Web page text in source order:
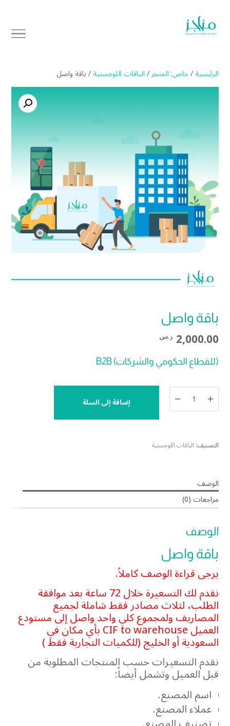
الرئيسية/خاص: المتجر/الباقات اللوجستية/ باقة واصل
باقة واصل
2,000.00 ر.س
(للقطاع الحكومي والشركات) B2B
كمية
باقة
واصل
إضافة إلى السلة
التصنيف: الباقات اللوجستية
الوصف
مراجعات (0)
الوصف
باقة واصل
يرجى قراءة الوصف كاملاً.
نقدم لك التسعيرة خلال 72 ساعة بعد موافقة
الطلب، لثلاث مصادر فقط شاملة لجميع
المصاريف ولمجموع كلي واحد واصل إلى مستودع
العميل CIF to warehouse بأي مكان في
السعودية أو الخليج (للكميات التجاربة فقط )
نقدم التسعيرات حسب المنتجات المطلوبة من
قبل العميل وتشمل أيضاً:
اسم المصنع.
عملاء المصنع.